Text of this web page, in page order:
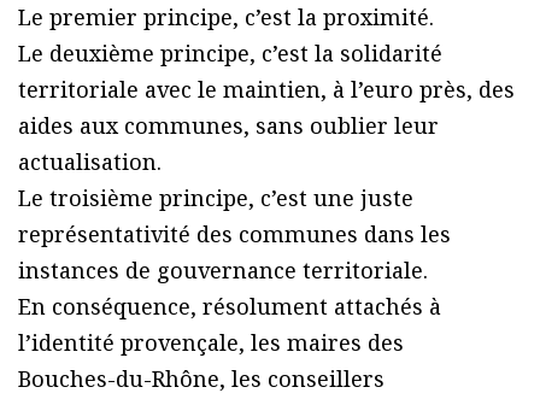
Le premier principe, c’est la proximité.
Le deuxième principe, c’est la solidarité
territoriale avec le maintien, à l’euro près, des
aides aux communes, sans oublier leur
actualisation.
Le troisième principe, c’est une juste
représentativité des communes dans les
instances de gouvernance territoriale.
En conséquence, résolument attachés à
l’identité provençale, les maires des
Bouches-du-Rhône, les conseillers